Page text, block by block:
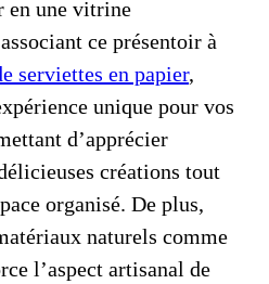
en une vitrine
ce présentoir à
serviettes en papier,
unique pour vos
d’apprécier
créations tout
organisé. De plus,
naturels comme
l’aspect artisanal de